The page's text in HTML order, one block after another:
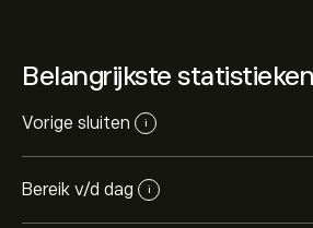
Belangrijkste
Vorige sluiten i
Bereik v/d dag i